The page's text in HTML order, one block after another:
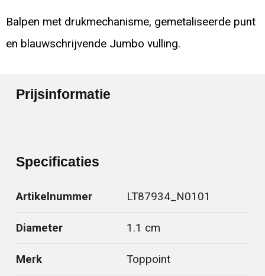
Balpen met drukmechanisme, gemetaliseerde punt
en blauwschrijvende Jumbo vulling.
Prijsinformatie
Specificaties
Artikelnummer LT87934_N0101
Diameter 1.1 cm
Merk Toppoint